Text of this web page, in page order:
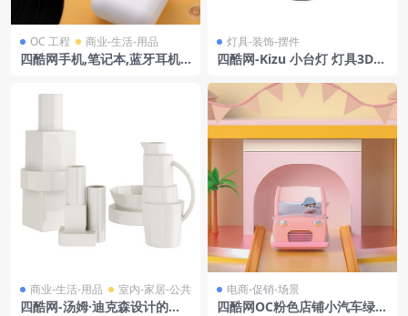
OC 工程 商业-生活-用品
四酷网手机,笔记本,蓝牙耳机
灯具-装饰-摆件
四酷网-Kizu 小台灯 灯具3D模
商业-生活-用品 室内-家居-公共
四酷网-汤姆·迪克森设计的积
电商-促销-场景
四酷网OC粉色店铺小汽车绿植